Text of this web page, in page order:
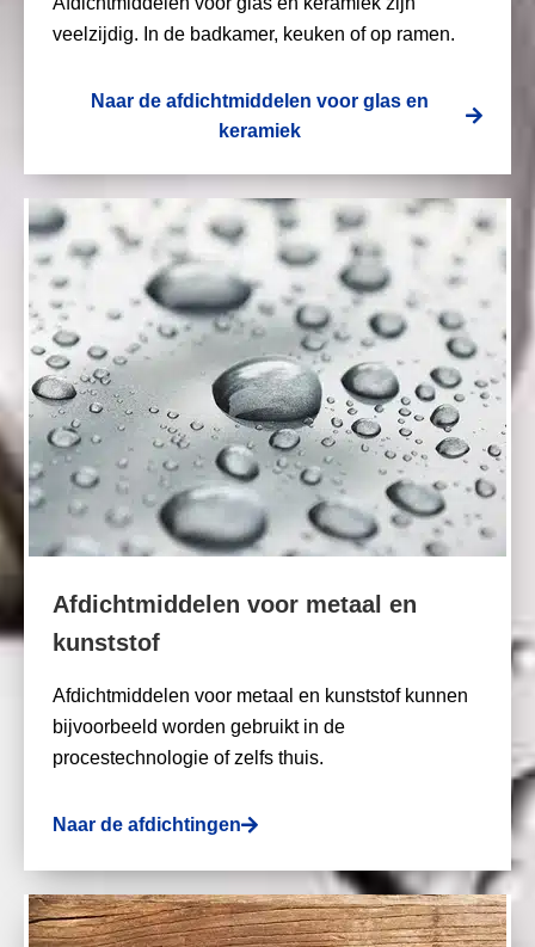
veelzijdig. In de badkamer, keuken of op ramen.
Naar de afdichtmiddelen voor glas en
keramiek
Afdichtmiddelen voor metaal en
kunststof
Afdichtmiddelen voor metaal en kunststof kunnen
bijvoorbeeld worden gebruikt in de
procestechnologie of zelfs thuis.
Naar de afdichtingen